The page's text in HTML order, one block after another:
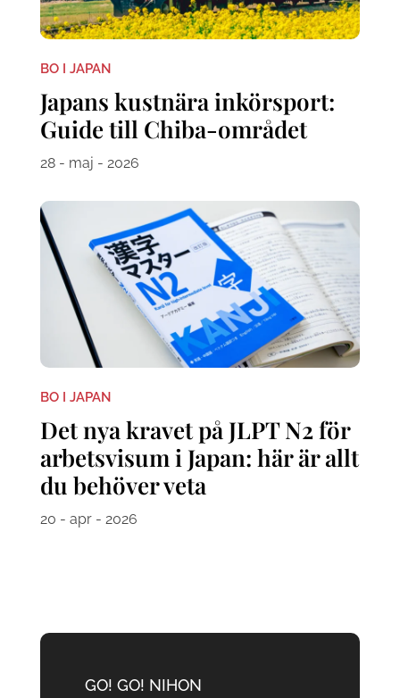
BO I JAPAN
Japans kustnära inkörsport:
Guide till Chiba-området
28 - maj - 2026
BO I JAPAN
Det nya kravet på JLPT N2 för
arbetsvisum i Japan: här är allt
du behöver veta
20 - apr - 2026
GO! GO! NIHON